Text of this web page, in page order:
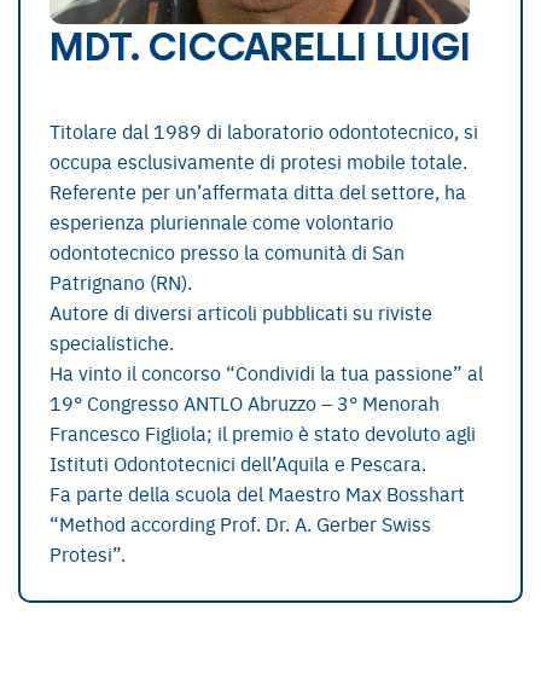
MDT. CICCARELLI LUIGI
Titolare dal 1989 di laboratorio odontotecnico, si
occupa esclusivamente di protesi mobile totale.
Referente per un’affermata ditta del settore, ha
esperienza pluriennale come volontario
odontotecnico presso la comunità di San
Patrignano (RN).
Autore di diversi articoli pubblicati su riviste
specialistiche.
Ha vinto il concorso “Condividi la tua passione” al
19° Congresso ANTLO Abruzzo – 3° Menorah
Francesco Figliola; il premio è stato devoluto agli
Istituti Odontotecnici dell’Aquila e Pescara.
Fa parte della scuola del Maestro Max Bosshart
“Method according Prof. Dr. A. Gerber Swiss
Protesi”.